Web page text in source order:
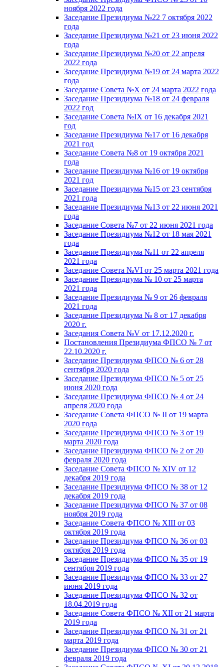
ноября 2022 года
Заседание Президиума №22 7 октября 2022
года
Заседание Президиума №21 от 23 июня 2022
года
Заседание Президиума №20 от 22 апреля
2022 года
Заседание Президиума №19 от 24 марта 2022
года
Заседание Совета №X от 24 марта 2022 года
Заседание Президиума №18 от 24 февраля
2022 год
Заседание Совета №IX от 16 декабря 2021
год
Заседание Президиума №17 от 16 декабря
2021 год
Заседание Совета №8 от 19 октября 2021
года
Заседание Президиума №16 от 19 октября
2021 год
Заседание Президиума №15 от 23 сентября
2021 года
Заседание Президиума №13 от 22 июня 2021
года
Заседание Совета №7 от 22 июня 2021 года
Заседание Президиума №12 от 18 мая 2021
года
Заседание Президиума №11 от 22 апреля
2021 года
Заседание Совета №VI от 25 марта 2021 года
Заседание Президиума № 10 от 25 марта
2021 года
Заседание Президиума № 9 от 26 февраля
2021 года
Заседание Президиума № 8 от 17 декабря
2020 г.
Заседания Совета №V от 17.12.2020 г.
Постановления Президиума ФПСО № 7 от
22.10.2020 г.
Заседание Президиума ФПСО № 6 от 28
сентября 2020 года
Заседание Президиума ФПСО № 5 от 25
июня 2020 года
Заседание Президиума ФПСО № 4 от 24
апреля 2020 года
Заседание Совета ФПСО № II от 19 марта
2020 года
Заседание Президиума ФПСО № 3 от 19
марта 2020 года
Заседание Президиума ФПСО № 2 от 20
февраля 2020 года
Заседание Совета ФПСО № XIV от 12
декабря 2019 года
Заседание Президиума ФПСО № 38 от 12
декабря 2019 года
Заседание Президиума ФПСО № 37 от 08
ноября 2019 года
Заседание Совета ФПСО № XIII от 03
октября 2019 года
Заседание Президиума ФПСО № 36 от 03
октября 2019 года
Заседание Президиума ФПСО № 35 от 19
сентября 2019 года
Заседание Президиума ФПСО № 33 от 27
июня 2019 года
Заседание Президиума ФПСО № 32 от
18.04.2019 года
Заседание Совета ФПСО № XII от 21 марта
2019 года
Заседание Президиума ФПСО № 31 от 21
марта 2019 года
Заседание Президиума ФПСО № 30 от 21
февраля 2019 года